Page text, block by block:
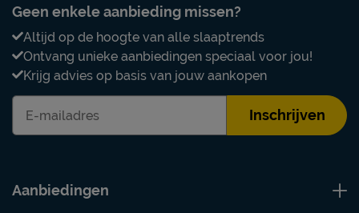
Geen enkele aanbieding missen?
Altijd op de hoogte van alle slaaptrends
Ontvang unieke aanbiedingen speciaal voor jou!
Krijg advies op basis van jouw aankopen
Inschrijven
Aanbiedingen